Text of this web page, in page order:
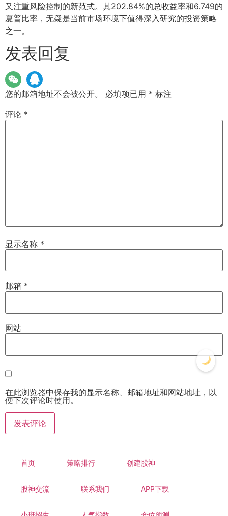
又注重风险控制的新范式。其202.84%的总收益率和6.749的
夏普比率，无疑是当前市场环境下值得深入研究的投资策略
之一。
发表回复
您的邮箱地址不会被公开。 必填项已用 * 标注
评论 *
显示名称 *
邮箱 *
网站
在此浏览器中保存我的显示名称、邮箱地址和网站地址，以
便下次评论时使用。
首页 策略排行 创建股神
股神交流 联系我们 APP下载